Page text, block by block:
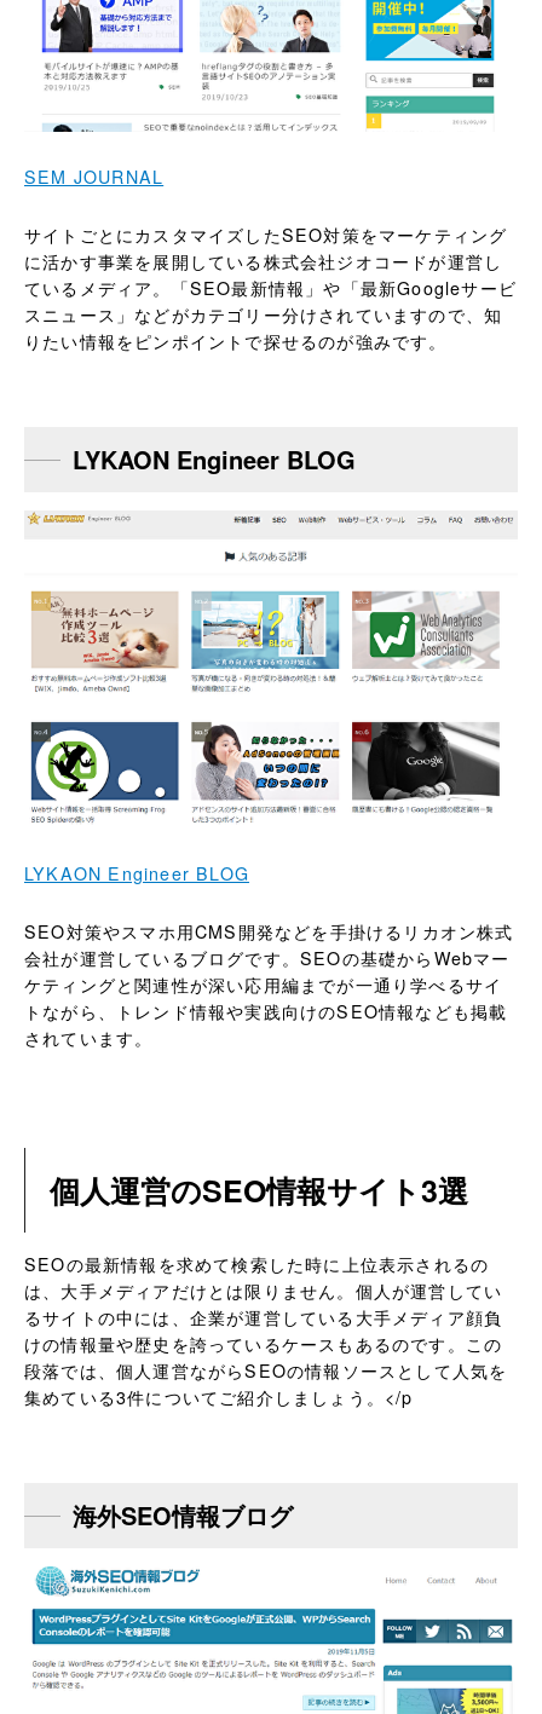
SEM JOURNAL
サイトごとにカスタマイズしたSEO対策をマーケティング
に活かす事業を展開している株式会社ジオコードが運営し
ているメディア。「SEO最新情報」や「最新Googleサービ
スニュース」などがカテゴリー分けされていますので、知
りたい情報をピンポイントで探せるのが強みです。
LYKAON Engineer BLOG
LYKAON Engineer BLOG
SEO対策やスマホ用CMS開発などを手掛けるリカオン株式
会社が運営しているブログです。SEOの基礎からWebマー
ケティングと関連性が深い応用編までが一通り学べるサイ
トながら、トレンド情報や実践向けのSEO情報なども掲載
されています。
個人運営のSEO情報サイト3選
SEOの最新情報を求めて検索した時に上位表示されるの
は、大手メディアだけとは限りません。個人が運営してい
るサイトの中には、企業が運営している大手メディア顔負
けの情報量や歴史を誇っているケースもあるのです。この
段落では、個人運営ながらSEOの情報ソースとして人気を
集めている3件についてご紹介しましょう。</p
海外SEO情報ブログ